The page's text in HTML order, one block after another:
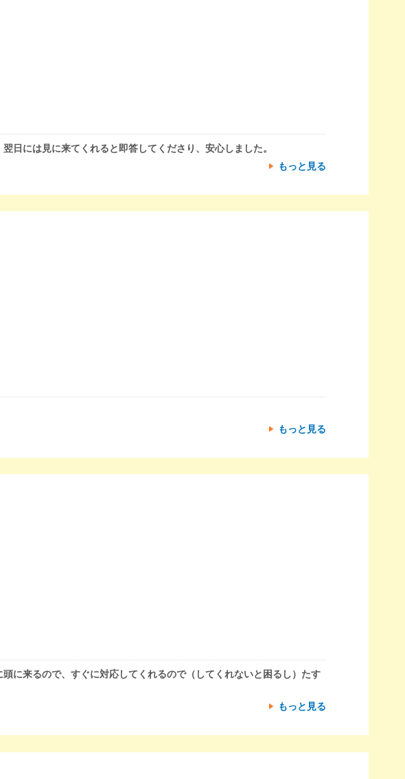
日には見に来てくれると即答してくださり、安心しました。
もっと見る
もっと見る
に来るので、すぐに対応してくれるので（してくれないと困るし）たす
もっと見る